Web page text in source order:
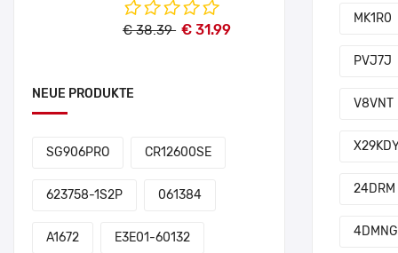
€ 38.39 € 31.99
NEUE PRODUKTE
SG906PRO CR12600SE
623758-1S2P 061384
A1672 E3E01-60132
MK1R0
PVJ7J
V8VNT
24DRM
4DMNG